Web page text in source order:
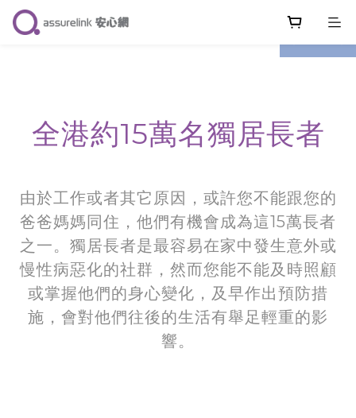
prev next
全港約15萬名獨居長者
由於工作或者其它原因，或許您不能跟您的
爸爸媽媽同住，他們有機會成為這15萬長者
之一。 獨居長者是最容易在家中發生意外或
慢性病惡化的社群， 然而您能不能及時照顧
或掌握他們的身心變化，及早作出預防措
施，會對他們往後的生活有舉足輕重的影
響。